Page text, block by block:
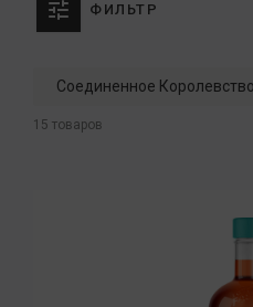
ФИЛЬТР
Соединенное Королевство
15 товаров